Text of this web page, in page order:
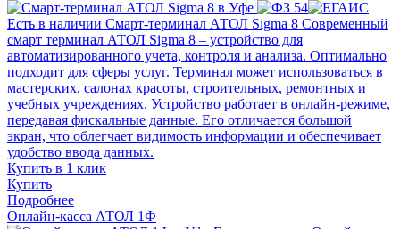
Есть в наличии Смарт-терминал АТОЛ Sigma 8 Современный
смарт терминал АТОЛ Sigma 8 – устройство для
автоматизированного учета, контроля и анализа. Оптимально
подходит для сферы услуг. Терминал может использоваться в
мастерских, салонах красоты, строительных, ремонтных и
учебных учреждениях. Устройство работает в онлайн-режиме,
передавая фискальные данные. Его отличается большой
экран, что облегчает видимость информации и обеспечивает
удобство ввода данных.
Купить в 1 клик
Купить
Подробнее
Онлайн-касса АТОЛ 1Ф